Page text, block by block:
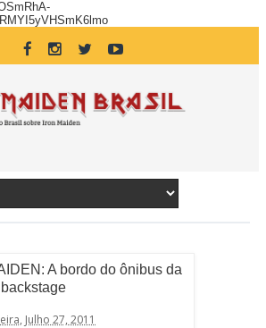
A bordo do ônibus da
Julho 27, 2011